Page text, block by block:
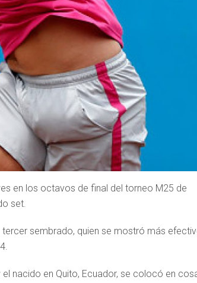
en los octavos de final del torneo M25 de
set.
sembrado, quien se mostró más
nacido en Quito, Ecuador, se colocó en